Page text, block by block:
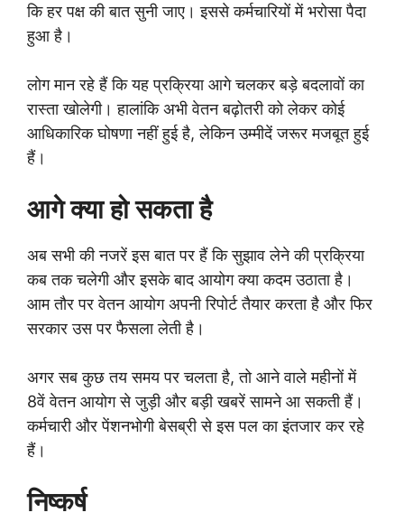
कि हर पक्ष की बात सुनी जाए। इससे कर्मचारियों में भरोसा पैदा
हुआ है।
लोग मान रहे हैं कि यह प्रक्रिया आगे चलकर बड़े बदलावों का
रास्ता खोलेगी। हालांकि अभी वेतन बढ़ोतरी को लेकर कोई
आधिकारिक घोषणा नहीं हुई है, लेकिन उम्मीदें जरूर मजबूत हुई
हैं।
आगे क्या हो सकता है
अब सभी की नजरें इस बात पर हैं कि सुझाव लेने की प्रक्रिया
कब तक चलेगी और इसके बाद आयोग क्या कदम उठाता है।
आम तौर पर वेतन आयोग अपनी रिपोर्ट तैयार करता है और फिर
सरकार उस पर फैसला लेती है।
अगर सब कुछ तय समय पर चलता है, तो आने वाले महीनों में
8वें वेतन आयोग से जुड़ी और बड़ी खबरें सामने आ सकती हैं।
कर्मचारी और पेंशनभोगी बेसब्री से इस पल का इंतजार कर रहे
हैं।
निष्कर्ष